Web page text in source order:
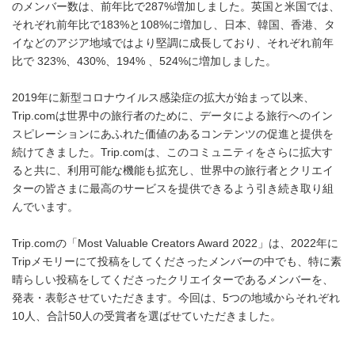
のメンバー数は、前年比で287%増加しました。英国と米国では、
それぞれ前年比で183%と108%に増加し、日本、韓国、香港、タ
イなどのアジア地域ではより堅調に成長しており、それぞれ前年
比で 323%、430%、194% 、524%に増加しました。
2019年に新型コロナウイルス感染症の拡大が始まって以来、
Trip.comは世界中の旅行者のために、データによる旅行へのイン
スピレーションにあふれた価値のあるコンテンツの促進と提供を
続けてきました。Trip.comは、このコミュニティをさらに拡大す
ると共に、利用可能な機能も拡充し、世界中の旅行者とクリエイ
ターの皆さまに最高のサービスを提供できるよう引き続き取り組
んでいます。
Trip.comの「Most Valuable Creators Award 2022」は、2022年に
Tripメモリーにて投稿をしてくださったメンバーの中でも、特に素
晴らしい投稿をしてくださったクリエイターであるメンバーを、
発表・表彰させていただきます。今回は、5つの地域からそれぞれ
10人、合計50人の受賞者を選ばせていただきました。